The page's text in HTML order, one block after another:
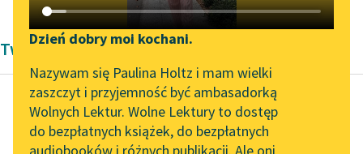
Katalog DAISY
Podkasty o książkach
Zgłoś brak utworu
Aktualności
„Prokurator Alicja Horn”
do słuchania
Narzędzia
Mapa Wolnych Lektur
Leśmianator
Dzień dobry moi kochani.
Nazywam się Paulina Holtz i mam wielki
zaszczyt i przyjemność być ambasadorką
Wolnych Lektur. Wolne Lektury to dostęp
do bezpłatnych książek, do bezpłatnych
Twórczość Kornela Makuszyńskiego
Kornel Makuszyński